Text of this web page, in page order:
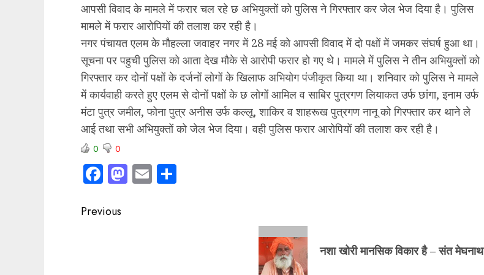
आपसी विवाद के मामले में फरार चल रहे छ अभियुक्तों को पुलिस ने गिरफ्तार कर जेल भेज दिया है। पुलिस
मामले में फरार आरोपियों की तलाश कर रही है।
नगर पंचायत एलम के मौहल्ला जवाहर नगर में 28 मई को आपसी विवाद में दो पक्षों में जमकर संघर्ष हुआ था।
सूचना पर पहुची पुलिस को आता देख मौके से आरोपी फरार हो गए थे। मामले में पुलिस ने तीन अभियुक्तों को
गिरफ्तार कर दोनों पक्षों के दर्जनों लोगों के खिलाफ अभियोग पंजीकृत किया था। शनिवार को पुलिस ने मामले
में कार्यवाही करते हुए एलम से दोनों पक्षों के छ लोगों आमिल व साबिर पुत्रगण लियाकत उर्फ छांगा, इनाम उर्फ
मंटा पुत्र जमील, फोना पुत्र अनीस उर्फ कल्लू, शाकिर व शाहरूख पुत्रगण नानू को गिरफ्तार कर थाने ले
आई तथा सभी अभियुक्तों को जेल भेज दिया। वही पुलिस फरार आरोपियों की तलाश कर रही है।
0 0
Facebook
Mastodon
Email
Post
Previous
नशा खोरी मानसिक विकार है – संत मेघनाथ